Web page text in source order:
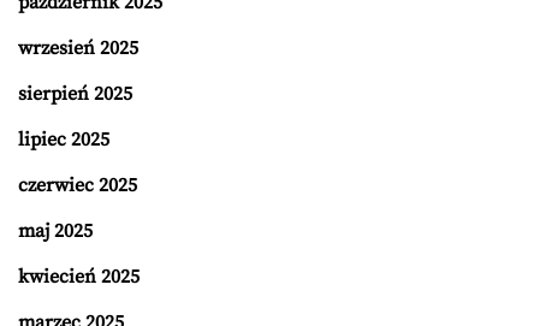
wrzesień 2025
sierpień 2025
lipiec 2025
czerwiec 2025
maj 2025
kwiecień 2025